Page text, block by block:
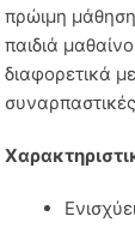
πρώιμη
παιδιά
διαφορετικά